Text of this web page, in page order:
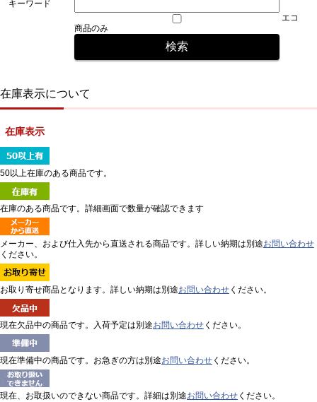
キーワード
エコ
商品のみ
在庫表示について
在庫表示
50以上在庫のある商品です。
在庫のある商品です。詳細画面で数量が確認できます
メーカー、および仕入先から直送される商品です。詳しい納期は別途お問い合わせ
ください。
お取り寄せ商品となります。詳しい納期は別途お問い合わせ ください。
現在欠品中の商品です。入荷予定は別途お問い合わせ ください。
現在準備中の商品です。お急ぎの方は別途お問い合わせ ください。
現在、お取扱いのできない商品です。詳細は別途お問い合わせ ください。